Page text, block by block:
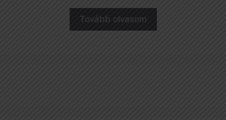
Tovább olvasom